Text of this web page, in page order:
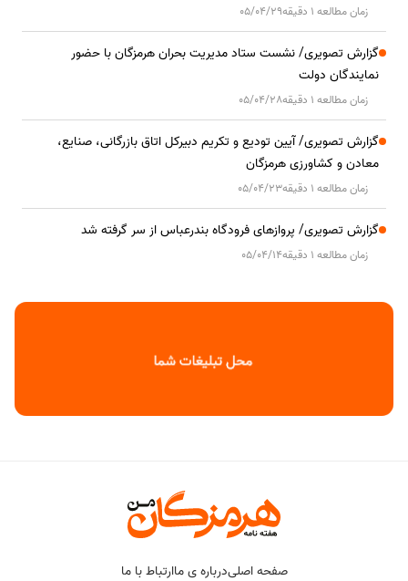
زمان مطالعه 1 دقیقه 05/04/29
گزارش تصویری/ نشست ستاد مدیریت بحران هرمزگان با حضور
نمایندگان دولت
زمان مطالعه 1 دقیقه 05/04/28
گزارش تصویری/ آیین تودیع و تکریم دبیرکل اتاق بازرگانی، صنایع،
معادن و کشاورزی هرمزگان
زمان مطالعه 1 دقیقه 05/04/23
گزارش تصویری/ پروازهای فرودگاه بندرعباس از سر گرفته شد
زمان مطالعه 1 دقیقه 05/04/14
صفحه اصلیدرباره ی ماارتباط با ما